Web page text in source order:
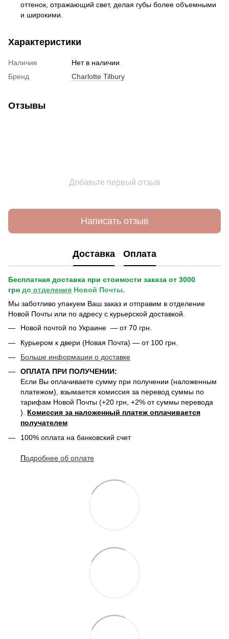
оттенок, отражающий свет, делая губы более объемными
и широкими.
Характеристики
Наличие
Нет в наличии
Бренд
Charlotte Tilbury
Отзывы
Добавьте первый отзыв
Написать отзыв
Доставка Оплата
Бесплатная доставка при стоимости заказа от 3000
грн до отделения Новой Почты.
Мы заботливо упакуем Ваш заказ и отправим в отделение
Новой Почты или по адресу с курьерской доставкой.
Новой почтой по Украине — от 70 грн.
Курьером к двери (Новая Почта) — от 100 грн.
Больше информации о доставке
ОПЛАТА ПРИ ПОЛУЧЕНИИ:
Если Вы оплачиваете сумму при получении (наложенным
платежом), взымается комиссия за перевод суммы по
тарифам Новой Почты (+20 грн, +2% от суммы перевода
). Комиссия за наложенный платеж оплачивается
получателем
100% оплата на банковский счет
Подробнее об оплате